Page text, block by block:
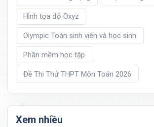
Hình tọa độ Oxyz
Olympic Toán sinh viên và học sinh
Phần mềm học tập
Đề Thi Thử THPT Môn Toán 2026
Xem nhiều